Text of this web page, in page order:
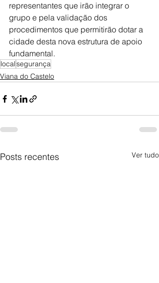
representantes que irão integrar o
grupo e pela validação dos
procedimentos que permitirão dotar a
cidade desta nova estrutura de apoio
fundamental.
localsegurança
Viana do Castelo
Posts recentes Ver tudo